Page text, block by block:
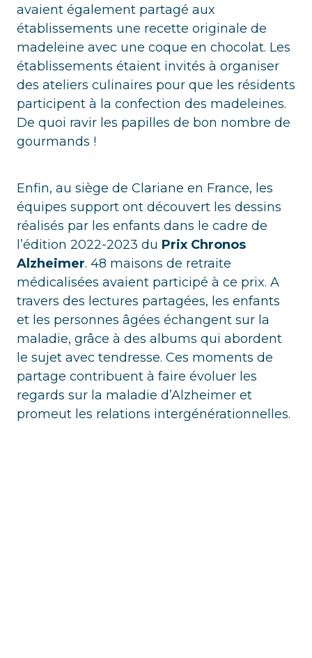
avaient également partagé aux
établissements une recette originale de
madeleine avec une coque en chocolat. Les
établissements étaient invités à organiser
des ateliers culinaires pour que les résidents
participent à la confection des madeleines.
De quoi ravir les papilles de bon nombre de
gourmands !
Enfin, au siège de Clariane en France, les
équipes support ont découvert les dessins
réalisés par les enfants dans le cadre de
l’édition 2022-2023 du Prix Chronos
Alzheimer. 48 maisons de retraite
médicalisées avaient participé à ce prix. A
travers des lectures partagées, les enfants
et les personnes âgées échangent sur la
maladie, grâce à des albums qui abordent
le sujet avec tendresse. Ces moments de
partage contribuent à faire évoluer les
regards sur la maladie d’Alzheimer et
promeut les relations intergénérationnelles.